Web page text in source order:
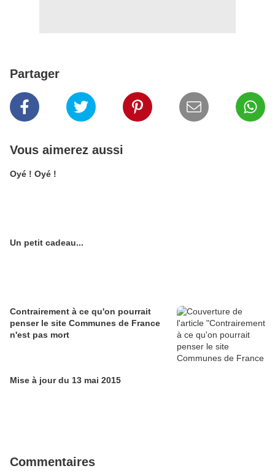
Partager
Vous aimerez aussi
Oyé ! Oyé !
Un petit cadeau...
Contrairement à ce qu'on pourrait
penser le site Communes de France
n'est pas mort
Mise à jour du 13 mai 2015
Commentaires